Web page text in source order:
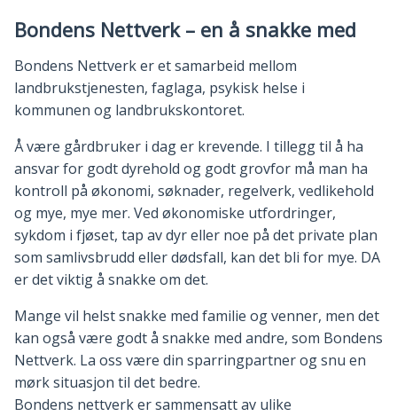
Bondens Nettverk – en å snakke med
Bondens Nettverk er et samarbeid mellom
landbrukstjenesten, faglaga, psykisk helse i
kommunen og landbrukskontoret.
Å være gårdbruker i dag er krevende. I tillegg til å ha
ansvar for godt dyrehold og godt grovfor må man ha
kontroll på økonomi, søknader, regelverk, vedlikehold
og mye, mye mer. Ved økonomiske utfordringer,
sykdom i fjøset, tap av dyr eller noe på det private plan
som samlivsbrudd eller dødsfall, kan det bli for mye. DA
er det viktig å snakke om det.
Mange vil helst snakke med familie og venner, men det
kan også være godt å snakke med andre, som Bondens
Nettverk. La oss være din sparringpartner og snu en
mørk situasjon til det bedre.
Bondens nettverk er sammensatt av ulike